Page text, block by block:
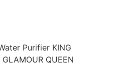
Purifier KING
QUEEN